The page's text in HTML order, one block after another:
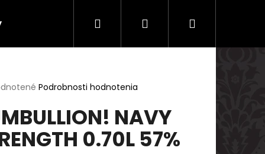
Doprava a platbyHľadať PrihlásenieNákupný
Podrobnosti hodnotenia
NAVY
0.70L 57%